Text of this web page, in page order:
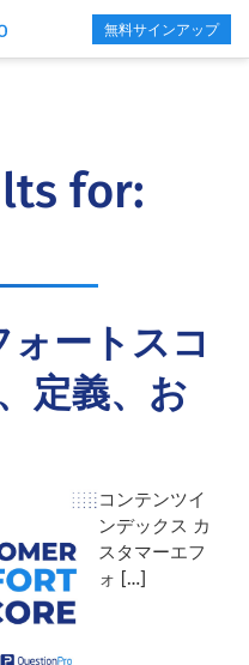
無料サインアップ
for:
ートスコ
定義、お
コンテンツイ
ンデックス カ
スタマーエフ
ォ […]